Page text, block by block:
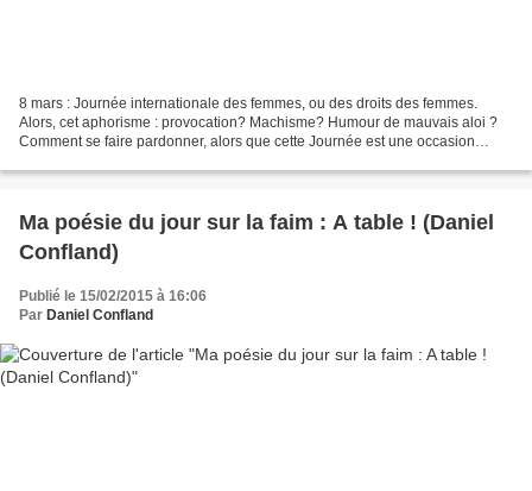
8 mars : Journée internationale des femmes, ou des droits des femmes.
Alors, cet aphorisme : provocation? Machisme? Humour de mauvais aloi ?
Comment se faire pardonner, alors que cette Journée est une occasion
Ma poésie du jour sur la faim : A table ! (Daniel
Confland)
Publié le 15/02/2015 à 16:06
Par Daniel Confland